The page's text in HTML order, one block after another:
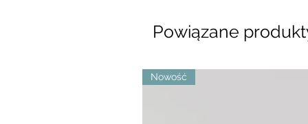
Powiązane
Nowość